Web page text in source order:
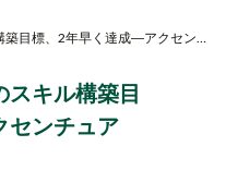
2015年までに25万人のスキル構築目標、2年早く達成―アクセンチュア
キル構築目
ンチュア